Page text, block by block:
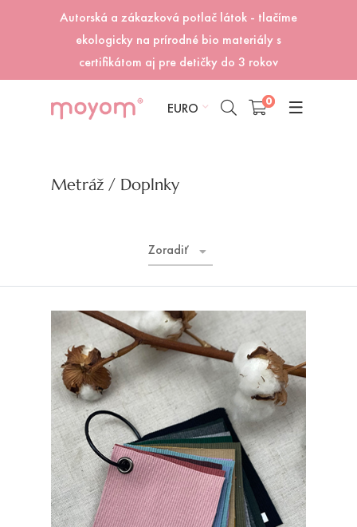
Autorská a zákazková potlač látok - tlačíme
ekologicky na prírodné bio materiály s
certifikátom aj pre detičky do 3 rokov
EURO 0
Metráž / Doplnky
Zoradiť